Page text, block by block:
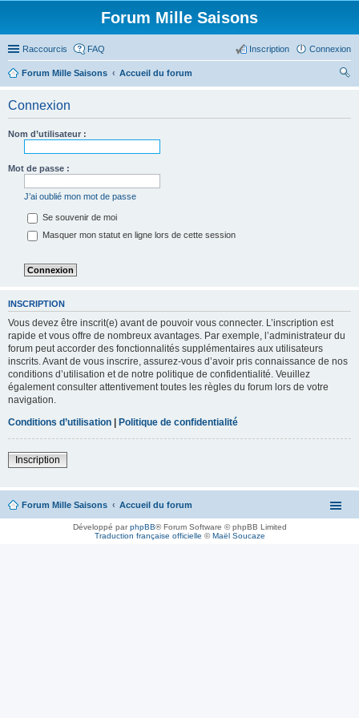
Forum Mille Saisons
Raccourcis FAQ Connexion
Inscription
Forum Mille Saisons
Accueil du forum
Connexion
Nom d’utilisateur :
Mot de passe :
J’ai oublié mon mot de passe
Se souvenir de moi
Masquer mon statut en ligne lors de cette session
INSCRIPTION
Vous devez être inscrit(e) avant de pouvoir vous connecter. L’inscription est
rapide et vous offre de nombreux avantages. Par exemple, l’administrateur du
forum peut accorder des fonctionnalités supplémentaires aux utilisateurs
inscrits. Avant de vous inscrire, assurez-vous d’avoir pris connaissance de nos
conditions d’utilisation et de notre politique de confidentialité. Veuillez
également consulter attentivement toutes les règles du forum lors de votre
navigation.
Conditions d’utilisation | Politique de confidentialité
Inscription
Forum Mille Saisons Accueil du forum
Développé parphpBB® Forum Software © phpBB Limited
Traduction française officielle ©Maël Soucaze